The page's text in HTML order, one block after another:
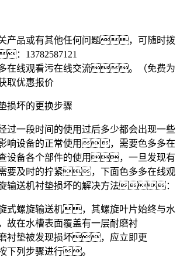
产品或有其他任何问题，可随时拨
： 13782587121
在线观看污在线交流。（免费为
取优惠报价
坏的更换步骤
一段时间的使用过后多少都会出现一些
响设备的正常使用，需要色多多在
设备各个部件的使用，一旦发现有
要及时的拧紧，下面色多多在线观
输送机衬垫损坏的解决方法：
螺旋输送机，其螺旋叶片始终与水
在水槽表面覆盖有一层耐磨衬
垫被发现损坏，应立即更
列步骤进行。